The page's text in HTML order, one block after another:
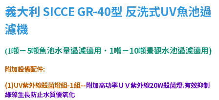
義大利 SICCE GR-40型 反洗式UV魚池過
濾機
(1噸－5噸魚池水量過濾適用．1噸－10噸景觀水池過濾適用)
附加設備配件:
(1)UV紫外線殺菌燈組-1組--附加高功率ＵＶ紫外線20W殺菌燈.有效抑制
綠藻生長防止水質優氧化